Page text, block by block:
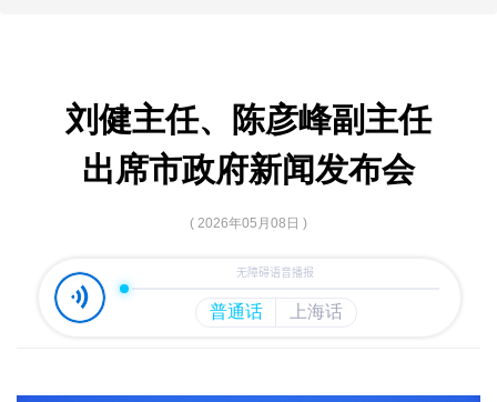
刘健主任、陈彦峰副主任
出席市政府新闻发布会
( 2026年05月08日 )